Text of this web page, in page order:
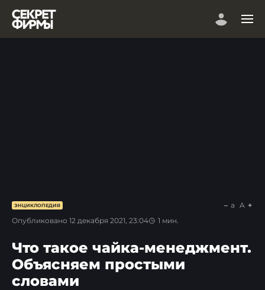
ЭНЦИКЛОПЕДИЯ
Опубликовано 12 декабря 2021, 23:04 1 мин.
a A
Что такое чайка-менеджмент.
Объясняем простыми
словами